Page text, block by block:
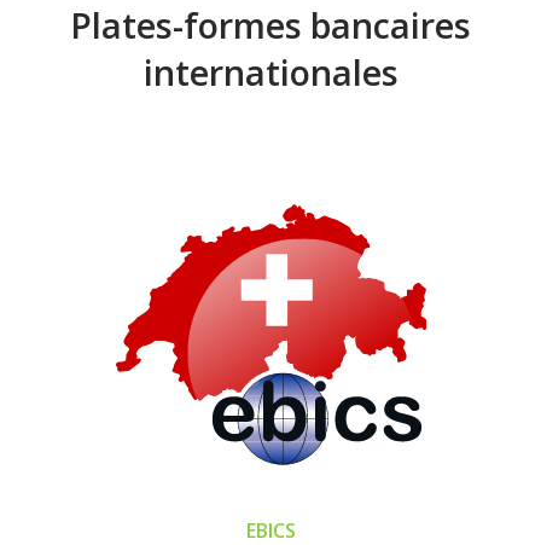
Plates-formes bancaires
internationales
EBICS